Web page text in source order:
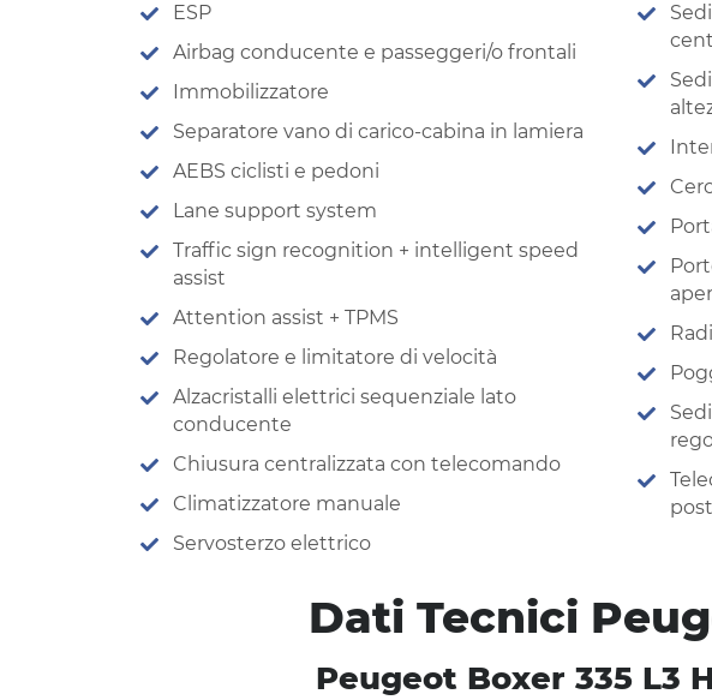
ESP
Airbag conducente e passeggeri/o frontali
Immobilizzatore
Separatore vano di carico-cabina in lamiera
AEBS ciclisti e pedoni
Lane support system
Traffic sign recognition + intelligent speed
assist
Attention assist + TPMS
Regolatore e limitatore di velocità
Alzacristalli elettrici sequenziale lato
conducente
Chiusura centralizzata con telecomando
Climatizzatore manuale
Servosterzo elettrico
Dati Tecnici
Peugeot Boxer 335 L3